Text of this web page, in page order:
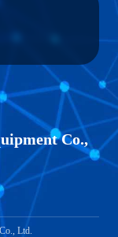
Co.,
Ltd.